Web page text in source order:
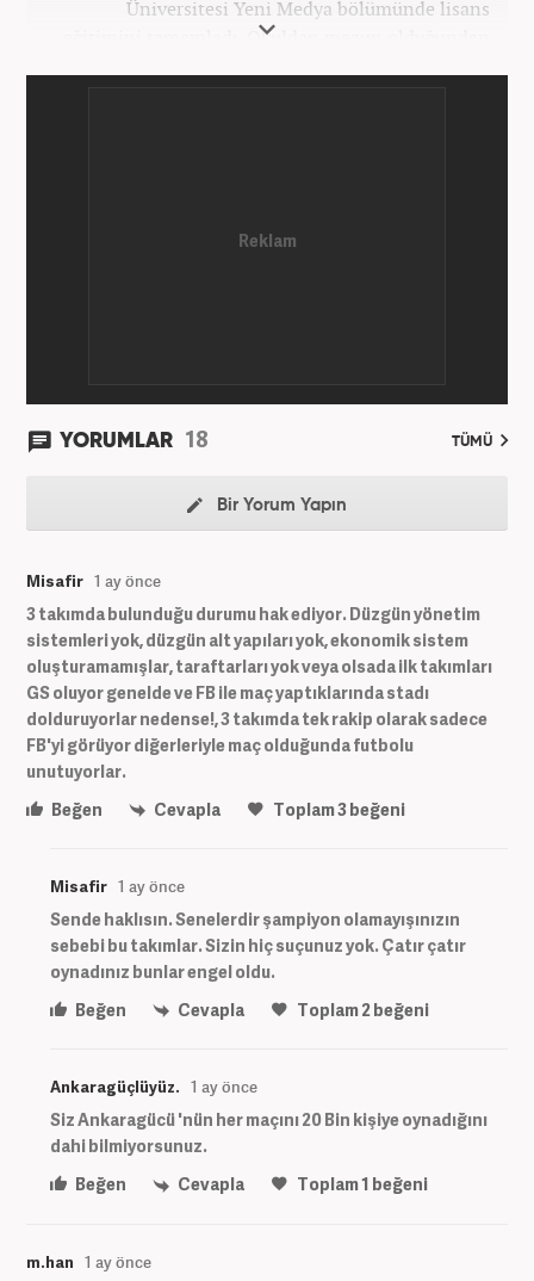
Üniversitesi Yeni Medya bölümünde lisans
eğitimini tamamladı. Okuldan mezun olduğundan
YORUMLAR 18 TÜMÜ
Bir Yorum Yapın
Misafir 1 ay önce
3 takımda bulunduğu durumu hak ediyor. Düzgün yönetim
sistemleri yok, düzgün alt yapıları yok, ekonomik sistem
oluşturamamışlar, taraftarları yok veya olsada ilk takımları
GS oluyor genelde ve FB ile maç yaptıklarında stadı
dolduruyorlar nedense!, 3 takımda tek rakip olarak sadece
FB'yi görüyor diğerleriyle maç olduğunda futbolu
unutuyorlar.
Beğen
Cevapla Toplam3beğeni
Misafir 1 ay önce
Sende haklısın. Senelerdir şampiyon olamayışınızın
sebebi bu takımlar. Sizin hiç suçunuz yok. Çatır çatır
oynadınız bunlar engel oldu.
Beğen
Cevapla Toplam2beğeni
Ankaragüçlüyüz. 1 ay önce
Siz Ankaragücü 'nün her maçını 20 Bin kişiye oynadığını
dahi bilmiyorsunuz.
Beğen
Cevapla Toplam1 beğeni
m.han 1 ay önce